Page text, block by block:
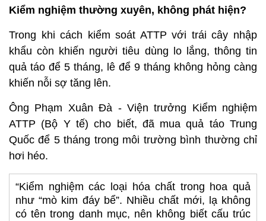
Kiểm nghiệm thường xuyên, không phát hiện?
Trong khi cách kiểm soát ATTP với trái cây nhập
khẩu còn khiến người tiêu dùng lo lắng, thông tin
quả táo để 5 tháng, lê để 9 tháng không hỏng càng
khiến nỗi sợ tăng lên.
Ông Phạm Xuân Đà - Viện trưởng Kiểm nghiệm
ATTP (Bộ Y tế) cho biết, đã mua quả táo Trung
Quốc để 5 tháng trong môi trường bình thường chỉ
hơi héo.
“Kiểm nghiệm các loại hóa chất trong hoa quả
như “mò kim đáy bể”. Nhiều chất mới, lạ không
có tên trong danh mục, nên không biết cấu trúc